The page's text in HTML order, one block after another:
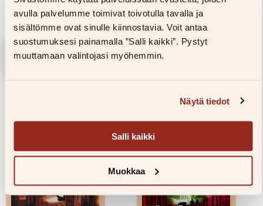
avulla palvelumme toimivat toivotulla tavalla ja
sisältömme ovat sinulle kiinnostavia. Voit antaa
suostumuksesi painamalla ”Salli kaikki”. Pystyt
muuttamaan valintojasi myöhemmin.
Näytä tiedot
Salli kaikki
Muokkaa
10,00€ €
Lisää
ostoskoriin
27,00
€
ostoskoriin